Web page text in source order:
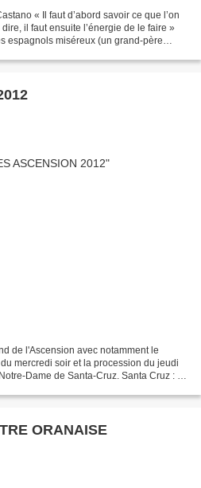
« Il faut d’abord savoir ce que l’on
il faut ensuite l’énergie de le faire »
espagnols miséreux (un grand-père
de l'Ascension avec notamment le
mercredi soir et la procession du jeudi
Dame de Santa-Cruz. Santa Cruz : la
ORANAISE